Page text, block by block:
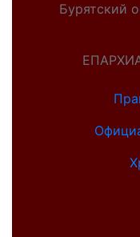
Бурятский